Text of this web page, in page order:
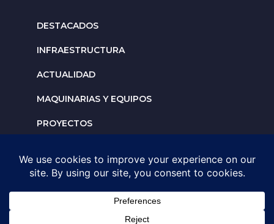
DESTACADOS
INFRAESTRUCTURA
ACTUALIDAD
MAQUINARIAS Y EQUIPOS
PROYECTOS
Solicita un espacio para
tu negocio